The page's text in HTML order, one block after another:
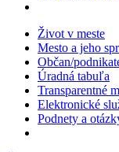
Život v meste
Mesto a jeho
Občan/
Úradná tabuľa
Transparentné
Elektronické
Podnety a